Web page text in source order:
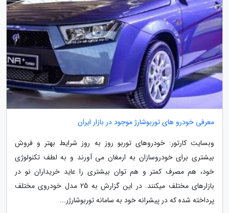
معرفی خودرو های توربوشارژ موجود در بازار ایران
وبسایت کارتور: خودروهای توربو روز به روز شرایط بهتر و فروش
بیشتری برای خودروسازان به ارمغان می آورند و به لطف تکنولوژی
خود، هم مصرف کمتر و هم توان بیشتری را عاید خریداران نو در
بازارهای مختلف میکنند. در این گزارش به 25 مدل خودروی مختلف
پرداخته شده که در پیشرانه خود به سامانه توربوشارژر...